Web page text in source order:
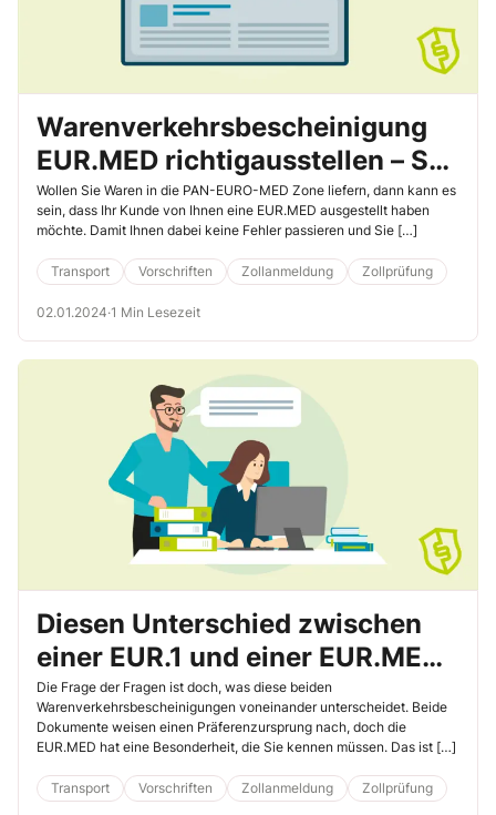
Warenverkehrsbescheinigung
EUR.MED richtigausstellen – So
passieren Ihnen keine Fehler
Wollen Sie Waren in die PAN-EURO-MED Zone liefern, dann kann es
sein, dass Ihr Kunde von Ihnen eine EUR.MED ausgestellt haben
möchte. Damit Ihnen dabei keine Fehler passieren und Sie […]
Transport Vorschriften Zollanmeldung Zollprüfung
02.01.2024·1 Min Lesezeit
Diesen Unterschied zwischen
einer EUR.1 und einer EUR.MED
müssen Sie kennen
Die Frage der Fragen ist doch, was diese beiden
Warenverkehrsbescheinigungen voneinander unterscheidet. Beide
Dokumente weisen einen Präferenzursprung nach, doch die
EUR.MED hat eine Besonderheit, die Sie kennen müssen. Das ist […]
Transport Vorschriften Zollanmeldung Zollprüfung